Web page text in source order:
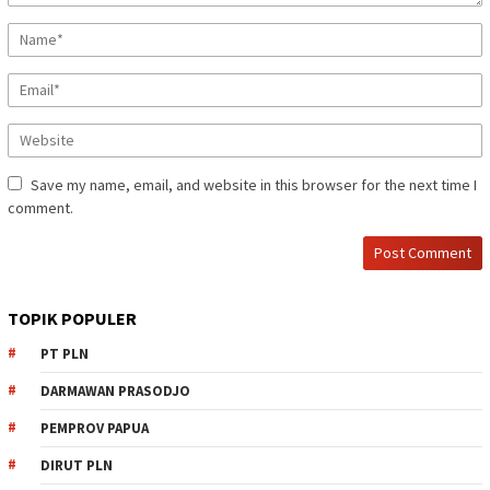
Save my name, email, and website in this browser for the next time I
comment.
TOPIK POPULER
PT PLN
DARMAWAN PRASODJO
PEMPROV PAPUA
DIRUT PLN